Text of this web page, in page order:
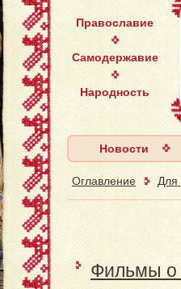
Православие
Самодержавие
Народность
Новости
Оглавление Для
Фильмы о